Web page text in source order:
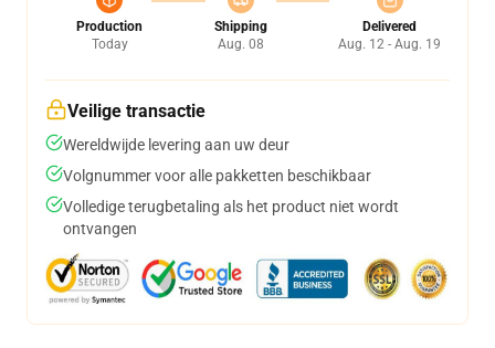
Production
Today
Shipping
Aug. 08
Delivered
Aug. 12 - Aug. 19
Veilige transactie
Wereldwijde levering aan uw deur
Volgnummer voor alle pakketten beschikbaar
Volledige terugbetaling als het product niet wordt
ontvangen